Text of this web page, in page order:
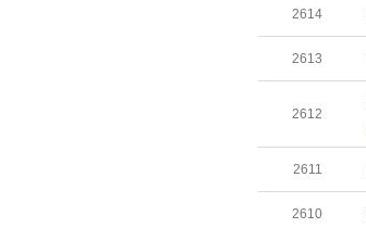
2614
2613
2612
2611
2610